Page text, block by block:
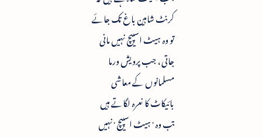
کرنٹ شاہین باغ تک جائے
تو وہ ہیٹ اسپیچ نہیں مانی
جاتی ، جب پرویش ورما
مسلمانوں کے معاشی
بائیکاٹ کا نعرہ لگاتے ہیں
تب وہ ' ہیٹ اسپیچ ' نہیں